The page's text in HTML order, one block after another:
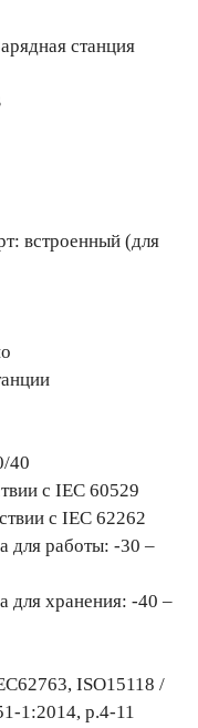
станция
встроенный (для
40
с IEC 60529
с IEC 62262
для работы: -30 –
для хранения: -40 –
ISO15118 /
1:2014, p.4-11